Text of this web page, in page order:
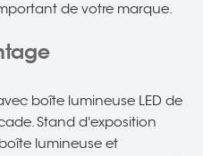
de votre marque.
boîte lumineuse LED de
Stand d'exposition
lumineuse et